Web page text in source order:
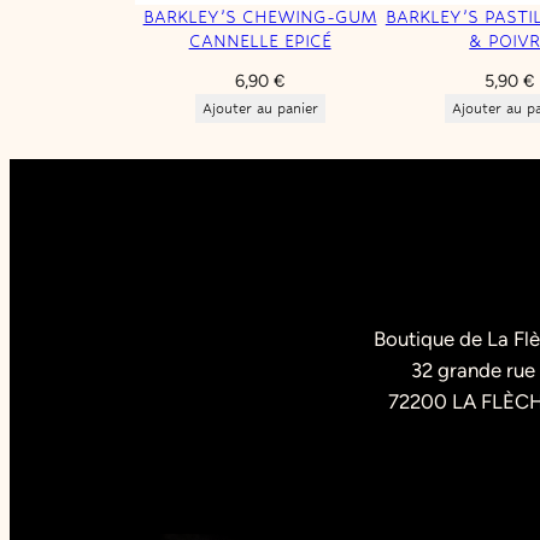
BARKLEY’S CHEWING-GUM
CANNELLE EPICÉ
6,90 €
Ajouter au panier
BARKLEY’S
&
5,90 €
Ajouter au
Boutique de La
32 grande rue
72200 LA